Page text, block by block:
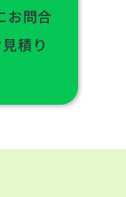
お問合
積り